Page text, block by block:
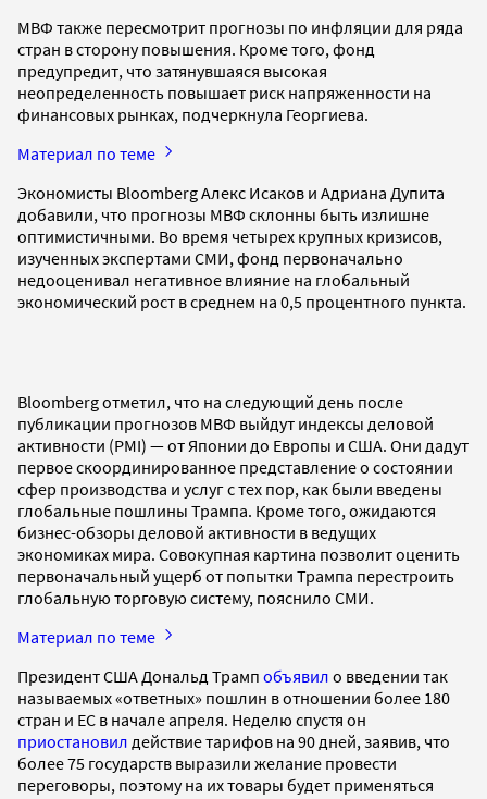
МВФ также пересмотрит прогнозы по инфляции для ряда
стран в сторону повышения. Кроме того, фонд
предупредит, что затянувшаяся высокая
неопределенность повышает риск напряженности на
финансовых рынках, подчеркнула Георгиева.
Материал по теме
Экономисты Bloomberg Алекс Исаков и Адриана Дупита
добавили, что прогнозы МВФ склонны быть излишне
оптимистичными. Во время четырех крупных кризисов,
изученных экспертами СМИ, фонд первоначально
недооценивал негативное влияние на глобальный
экономический рост в среднем на 0,5 процентного пункта.
Bloomberg отметил, что на следующий день после
публикации прогнозов МВФ выйдут индексы деловой
активности (PMI) — от Японии до Европы и США. Они дадут
первое скоординированное представление о состоянии
сфер производства и услуг с тех пор, как были введены
глобальные пошлины Трампа. Кроме того, ожидаются
бизнес-обзоры деловой активности в ведущих
экономиках мира. Совокупная картина позволит оценить
первоначальный ущерб от попытки Трампа перестроить
глобальную торговую систему, пояснило СМИ.
Материал по теме
Президент США Дональд Трамп объявил о введении так
называемых «ответных» пошлин в отношении более 180
стран и ЕС в начале апреля. Неделю спустя он
приостановил действие тарифов на 90 дней, заявив, что
более 75 государств выразили желание провести
переговоры, поэтому на их товары будет применяться